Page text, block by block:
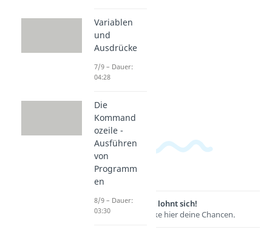
Lernen lohnt sich!
Entdecke hier deine Chancen.
Variablen
und
Ausdrücke
7/9 – Dauer:
04:28
Die
Kommand
ozeile -
Ausführen
von
Programm
en
8/9 – Dauer:
03:30